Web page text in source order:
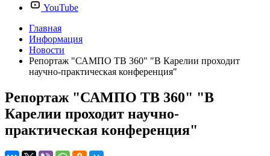
YouTube
Главная
Информация
Новости
Репортаж "САМПО ТВ 360" "В Карелии проходит
научно-практическая конференция"
Репортаж "САМПО ТВ 360" "В
Карелии проходит научно-
практическая конференция"